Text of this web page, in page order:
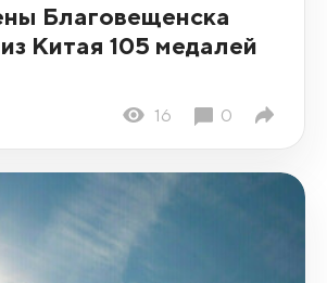
Благовещенска
Китая 105 медалей
16 0